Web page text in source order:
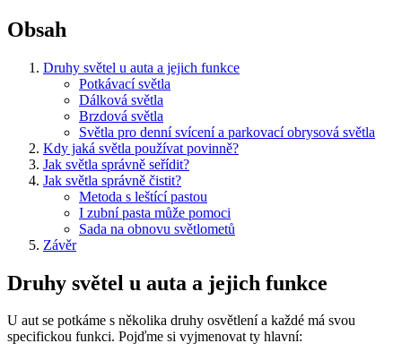
Obsah
Druhy světel u auta a jejich funkce
Potkávací světla
Dálková světla
Brzdová světla
Světla pro denní svícení a parkovací obrysová světla
Kdy jaká světla používat povinně?
Jak světla správně seřídit?
Jak světla správně čistit?
Metoda s leštící pastou
I zubní pasta může pomoci
Sada na obnovu světlometů
Závěr
Druhy světel u auta a jejich funkce
U aut se potkáme s několika druhy osvětlení a každé má svou
specifickou funkci. Pojďme si vyjmenovat ty hlavní: